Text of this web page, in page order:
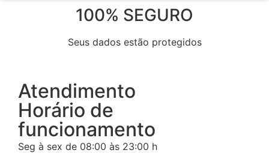
100% SEGURO
Seus dados estão protegidos
Atendimento
Horário de
funcionamento
Seg à sex de 08:00 às 23:00 h